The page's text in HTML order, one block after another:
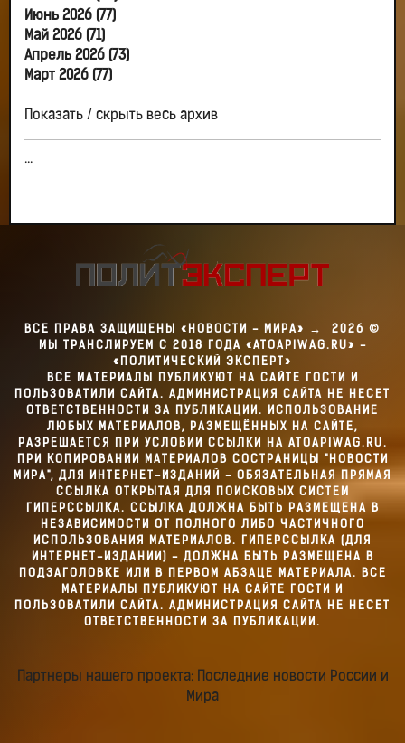
Июнь 2026 (77)
Май 2026 (71)
Апрель 2026 (73)
Март 2026 (77)
Показать / скрыть весь архив
...
ВСЕ ПРАВА ЗАЩИЩЕНЫ «НОВОСТИ - МИРА» → 2026 ©
МЫ ТРАНСЛИРУЕМ С 2018 ГОДА «ATOAPIWAG.RU» -
«ПОЛИТИЧЕСКИЙ ЭКСПЕРТ»
ВСЕ МАТЕРИАЛЫ ПУБЛИКУЮТ НА САЙТЕ ГОСТИ И
ПОЛЬЗОВАТИЛИ САЙТА. АДМИНИСТРАЦИЯ САЙТА НЕ НЕСЕТ
ОТВЕТСТВЕННОСТИ ЗА ПУБЛИКАЦИИ. ИСПОЛЬЗОВАНИЕ
ЛЮБЫХ МАТЕРИАЛОВ, РАЗМЕЩЁННЫХ НА САЙТЕ,
РАЗРЕШАЕТСЯ ПРИ УСЛОВИИ ССЫЛКИ НА ATOAPIWAG.RU.
ПРИ КОПИРОВАНИИ МАТЕРИАЛОВ СОСТРАНИЦЫ "НОВОСТИ
МИРА", ДЛЯ ИНТЕРНЕТ-ИЗДАНИЙ - ОБЯЗАТЕЛЬНАЯ ПРЯМАЯ
ССЫЛКА ОТКРЫТАЯ ДЛЯ ПОИСКОВЫХ СИСТЕМ
ГИПЕРССЫЛКА. ССЫЛКА ДОЛЖНА БЫТЬ РАЗМЕЩЕНА В
НЕЗАВИСИМОСТИ ОТ ПОЛНОГО ЛИБО ЧАСТИЧНОГО
ИСПОЛЬЗОВАНИЯ МАТЕРИАЛОВ. ГИПЕРССЫЛКА (ДЛЯ
ИНТЕРНЕТ-ИЗДАНИЙ) - ДОЛЖНА БЫТЬ РАЗМЕЩЕНА В
ПОДЗАГОЛОВКЕ ИЛИ В ПЕРВОМ АБЗАЦЕ МАТЕРИАЛА. ВСЕ
МАТЕРИАЛЫ ПУБЛИКУЮТ НА САЙТЕ ГОСТИ И
ПОЛЬЗОВАТИЛИ САЙТА. АДМИНИСТРАЦИЯ САЙТА НЕ НЕСЕТ
ОТВЕТСТВЕННОСТИ ЗА ПУБЛИКАЦИИ.
Партнеры нашего проекта: Последние новости России и
Мира